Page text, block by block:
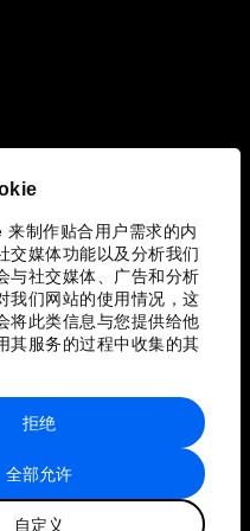
制作贴合用户需求的内
交媒体功能以及分析我们
与社交媒体、广告和分析
我们网站的使用情况，这
将此类信息与您提供给他
其服务的过程中收集的其
全部允许
自定义
拒绝